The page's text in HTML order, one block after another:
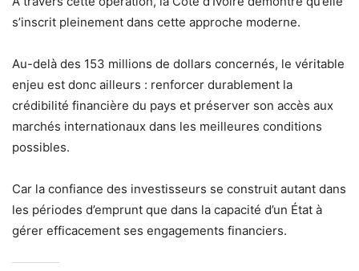
s’inscrit pleinement dans cette approche moderne.
Au-delà des 153 millions de dollars concernés, le véritable
enjeu est donc ailleurs : renforcer durablement la
crédibilité financière du pays et préserver son accès aux
marchés internationaux dans les meilleures conditions
possibles.
Car la confiance des investisseurs se construit autant dans
les périodes d’emprunt que dans la capacité d’un État à
gérer efficacement ses engagements financiers.